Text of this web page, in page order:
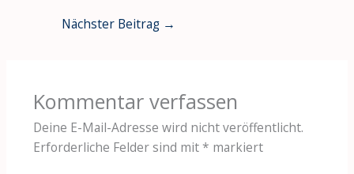
Nächster Beitrag →
Kommentar verfassen
Deine E-Mail-Adresse wird nicht veröffentlicht.
Erforderliche Felder sind mit* markiert